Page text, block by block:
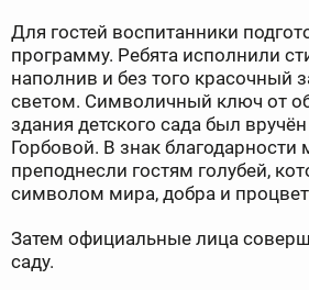
Для гостей воспитанники
программу. Ребята исполнили
наполнив и без того красочный
светом. Символичный ключ от
здания детского сада был
Горбовой. В знак
преподнесли гостям голубей,
символом мира, добра и
Затем официальные лица
саду.